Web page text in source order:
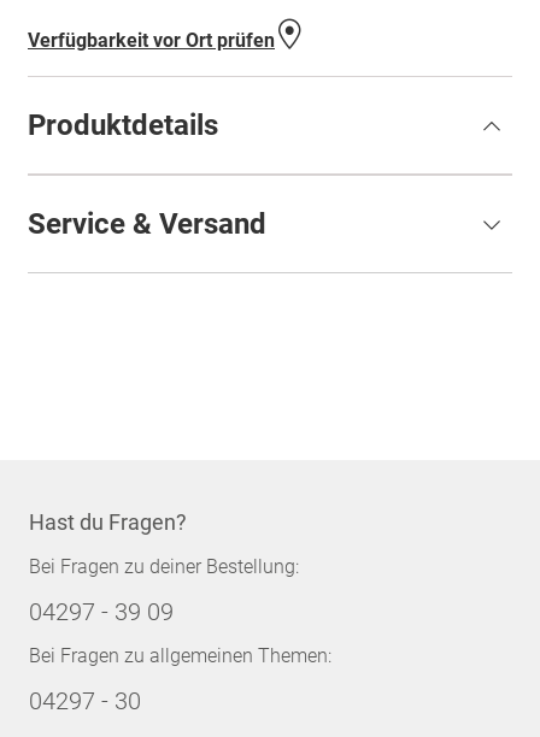
Verfügbarkeit vor Ort prüfen
Produktdetails
Service & Versand
Hast du Fragen?
Bei Fragen zu deiner Bestellung:
04297 - 39 09
Bei Fragen zu allgemeinen Themen:
04297 - 30